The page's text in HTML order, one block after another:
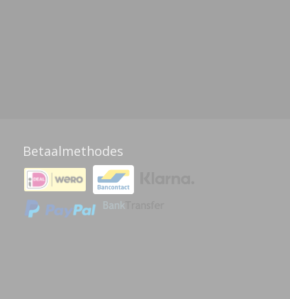
Betaalmethodes